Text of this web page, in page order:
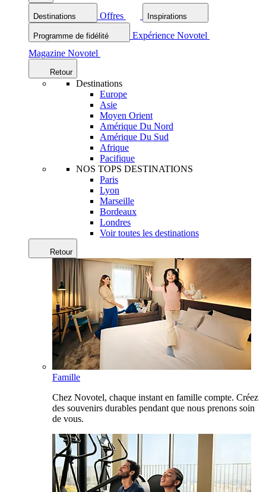
Destinations Offres Inspirations
Programme de fidélité
Expérience Novotel
Magazine Novotel
Retour
Destinations
Europe
Asie
Moyen Orient
Amérique Du Nord
Amérique Du Sud
Afrique
Pacifique
NOS TOPS DESTINATIONS
Paris
Lyon
Marseille
Bordeaux
Londres
Voir toutes les destinations
Retour
Famille
Chez Novotel, chaque instant en famille compte. Créez
des souvenirs durables pendant que nous prenons soin
de vous.